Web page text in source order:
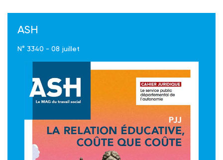
ASH
N° 3340 - 08 juillet